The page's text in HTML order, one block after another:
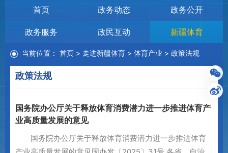
首页 政务动态 政务公开
政务服务 政民互动 新疆体育
当前位置： 首页 > 走进新疆体育 > 体育产业 > 政策法规
政策法规
国务院办公厅关于释放体育消费潜力进一步推进体育产
业高质量发展的意见
国务院办公厅关于释放体育消费潜力进一步推进体育